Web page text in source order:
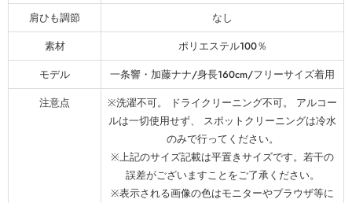
肩ひも調節
なし
素材
ポリエステル100％
モデル
一条響・加藤ナナ/身長160cm/フリーサイズ着用
注意点
※洗濯不可。 ドライクリーニング不可。 アルコー
ルは一切使用せず、 スポットクリーニングは冷水
のみで行ってください。
※上記のサイズ記載は平置きサイズです。若干の
誤差がございますことをご了承ください。
※表示される画像の色はモニターやブラウザ等に